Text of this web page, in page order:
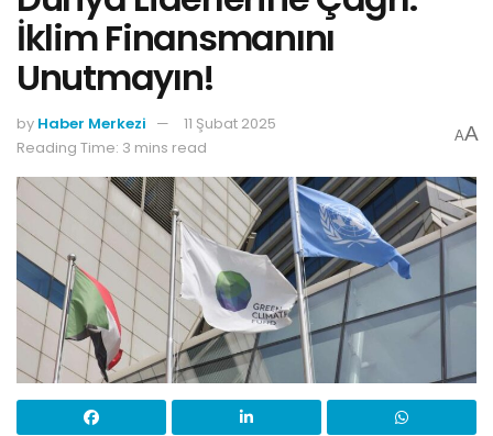
İklim Finansmanını
Unutmayın!
by Haber Merkezi
11 Şubat 2025
Reading Time: 3 mins read
AA